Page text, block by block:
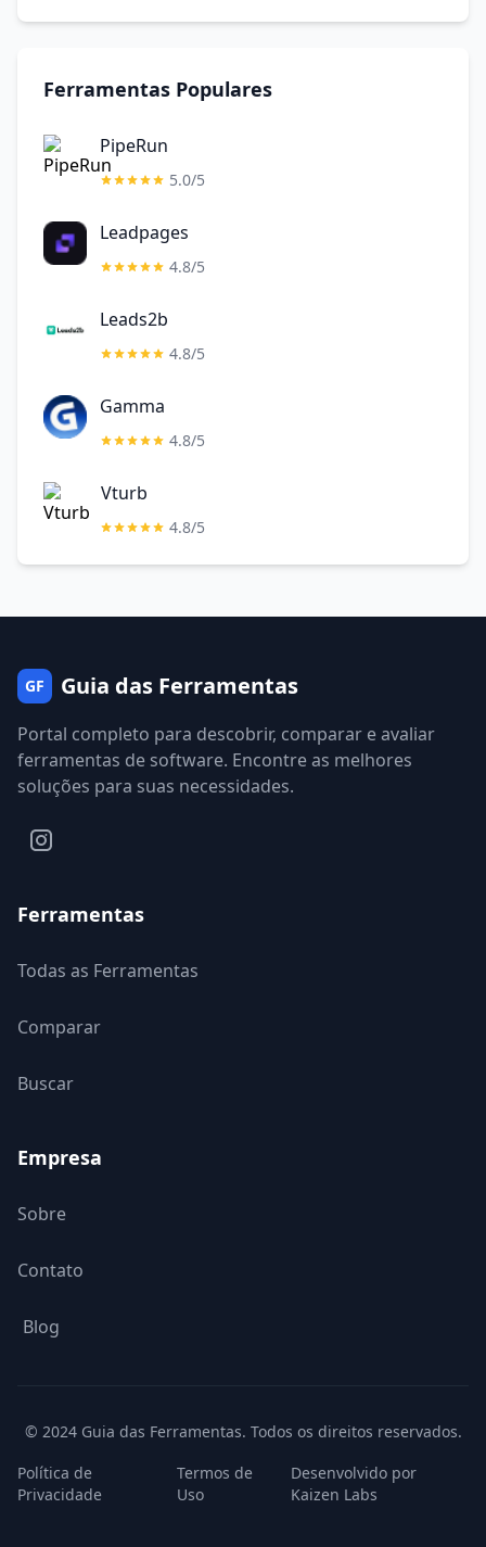
Ferramentas Populares
PipeRun
5.0/5
Leadpages
4.8/5
Leads2b
4.8/5
Gamma
4.8/5
Vturb
4.8/5
GF Guia das Ferramentas
Portal completo para descobrir, comparar e avaliar
ferramentas de software. Encontre as melhores
soluções para suas necessidades.
Ferramentas
Todas as Ferramentas
Comparar
Buscar
Empresa
Sobre
Contato
Blog
© 2024 Guia das Ferramentas. Todos os direitos reservados.
Política de
Privacidade
Termos de
Uso
Desenvolvido por
Kaizen Labs